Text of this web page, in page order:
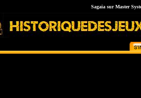
Sagaia sur Master